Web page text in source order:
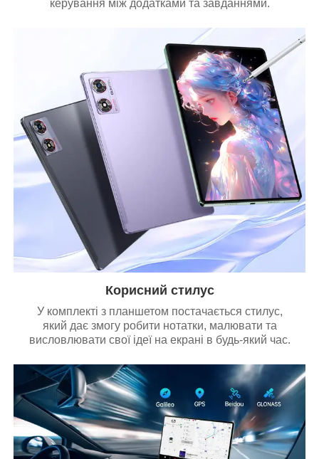
керування між додатками та завданнями.
Корисний стилус
У комплекті з планшетом постачається стилус,
який дає змогу робити нотатки, малювати та
висловлювати свої ідеї на екрані в будь-який час.